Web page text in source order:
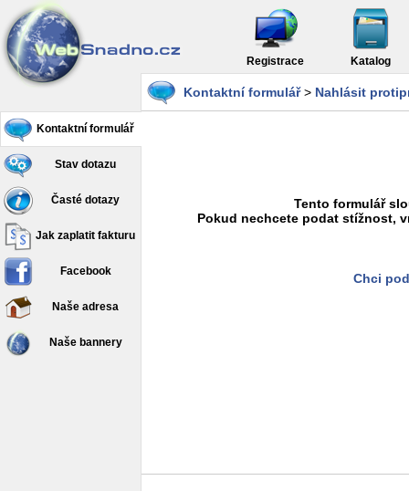
Registrace Katalog
Kontaktní formulář
Stav dotazu
Časté dotazy
Jak zaplatit fakturu
Facebook
Naše adresa
Naše bannery
Kontaktní formulář> Nahlásit
Tento formulář
Pokud nechcete podat stížnost,
Chci